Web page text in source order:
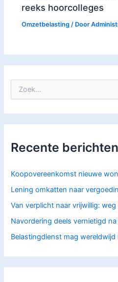
o
a
Recente berichten
Koopovereenkomst nieuwe
Lening omkatten naar
Van verplicht naar vrijwillig:
Navordering deels vernietigd
Belastingdienst mag
reeks hoorcolleges
Omzetbelasting / Door